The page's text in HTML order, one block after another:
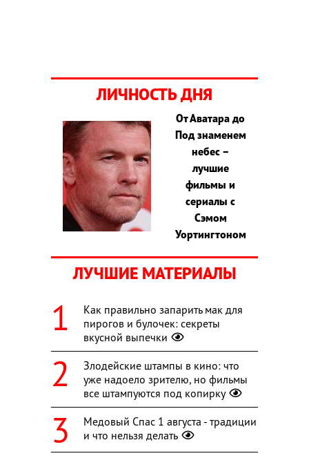
ЛИЧНОСТЬ ДНЯ
От Аватара до
Под знаменем
небес –
лучшие
фильмы и
сериалы с
Сэмом
Уортингтоном
ЛУЧШИЕ МАТЕРИАЛЫ
Как правильно запарить мак для
пирогов и булочек: секреты
вкусной выпечки
Злодейские штампы в кино: что
уже надоело зрителю, но фильмы
все штампуются под копирку
Медовый Спас 1 августа - традиции
и что нельзя делать